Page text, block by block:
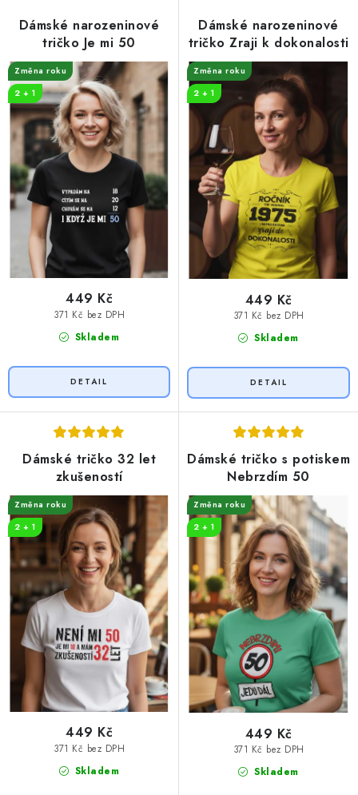
t
ů
k
t
ů
Dámské narozeninové
tričko Je mi 50
Změna roku
2 + 1
Skladem
371 Kč bez DPH
449 Kč
Dámské narozeninové
tričko Zraji k dokonalosti
Změna roku
2 + 1
Skladem
371 Kč bez DPH
449 Kč
Dámské tričko 32 let
zkušeností
Změna roku
2 + 1
Skladem
371 Kč bez DPH
449 Kč
Dámské tričko s potiskem
Nebrzdím 50
Změna roku
2 + 1
Skladem
371 Kč bez DPH
449 Kč